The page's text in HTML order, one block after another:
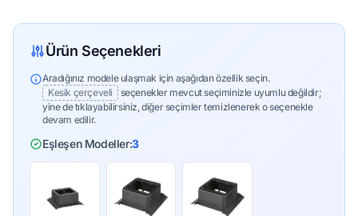
Ürün Seçenekleri
Aradığınız modele ulaşmak için aşağıdan özellik seçin.
Kesik çerçeveli
seçenekler mevcut seçiminizle uyumlu değildir;
yine de tıklayabilirsiniz, diğer seçimler temizlenerek o seçenekle
devam edilir.
Eşleşen Modeller:3